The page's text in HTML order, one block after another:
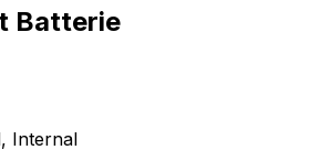
Batterie
Internal